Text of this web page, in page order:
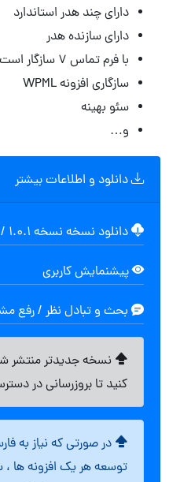
دارای چند هدر استاندارد
دارای سازنده هدر
با فرم تماس ۷ سازگار است
سازگاری افزونه WPML
سئو بهینه
و…
دانلود و اطلاعات بیشتر
دانلود نسخه نسخه ۱.۰.۱ /
پیشنمایش کاربری
بحث و تبادل نظر / رفع
نسخه جدیدتر منتشر
کنید تا بروزرسانی در
در صورتی که نیاز به
توسعه هر یک افزونه ها